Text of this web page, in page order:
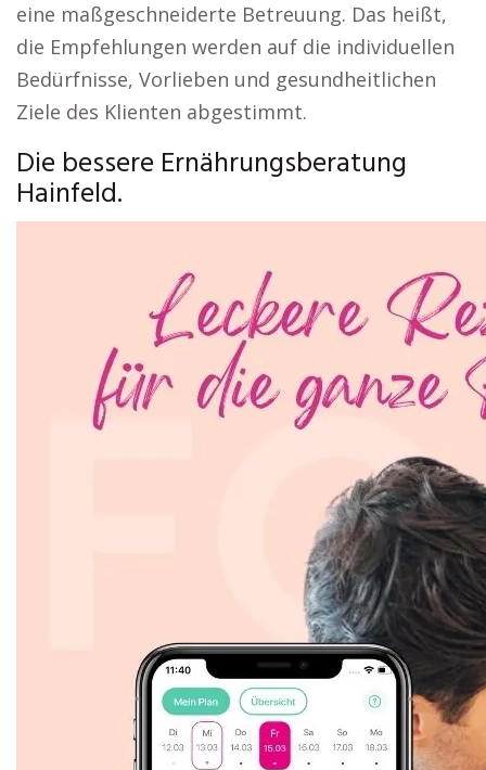
eine maßgeschneiderte Betreuung. Das heißt,
die Empfehlungen werden auf die individuellen
Bedürfnisse, Vorlieben und gesundheitlichen
Ziele des Klienten abgestimmt.
Die bessere Ernährungsberatung
Hainfeld.